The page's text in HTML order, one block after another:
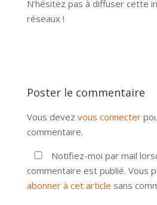
N’hésitez pas à diffuser cette
réseaux !
Poster le commentaire
Vous devez vous connecter
commentaire.
Notifiez-moi par mail
commentaire est publié. Vous
abonner à cet article sans